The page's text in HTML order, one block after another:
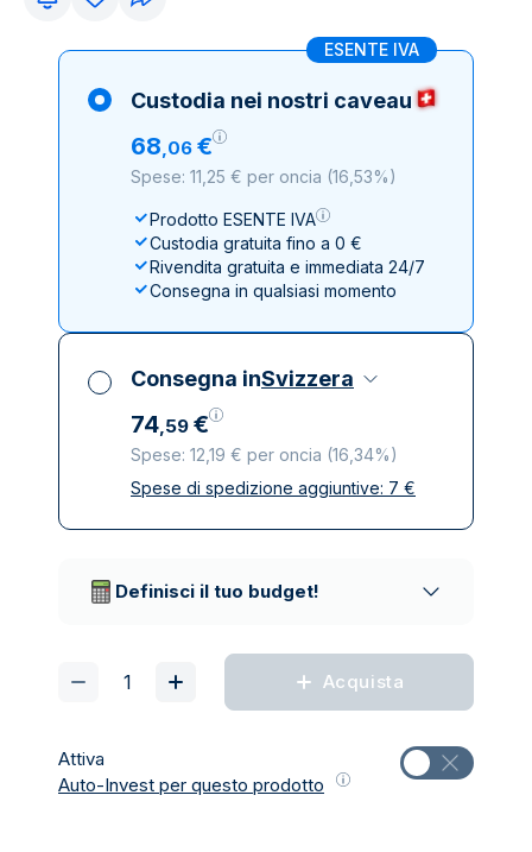
ESENTE IVA
Custodia nei nostri caveau
68,06 €
Spese: 11,25 € per oncia (16,53%)
Prodotto ESENTE IVA
Custodia gratuita fino a 0 €
Rivendita gratuita e immediata 24/7
Consegna in qualsiasi momento
Consegna inSvizzera
74,59 €
Spese: 12,19 € per oncia (16,34%)
Tutte le tasse incluse
Spese di spedizione aggiuntive: 7 €
Definisci il tuo budget!
Acquista
Attiva
Auto-Invest per questo prodotto